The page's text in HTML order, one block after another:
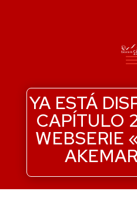
YA ESTÁ
CAPÍTULO
WEBSERIE